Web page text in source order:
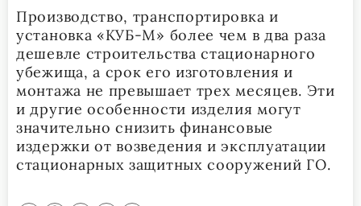
Производство, транспортировка и
установка «КУБ-М» более чем в два раза
дешевле строительства стационарного
убежища, а срок его изготовления и
монтажа не превышает трех месяцев. Эти
и другие особенности изделия могут
значительно снизить финансовые
издержки от возведения и эксплуатации
стационарных защитных сооружений ГО.